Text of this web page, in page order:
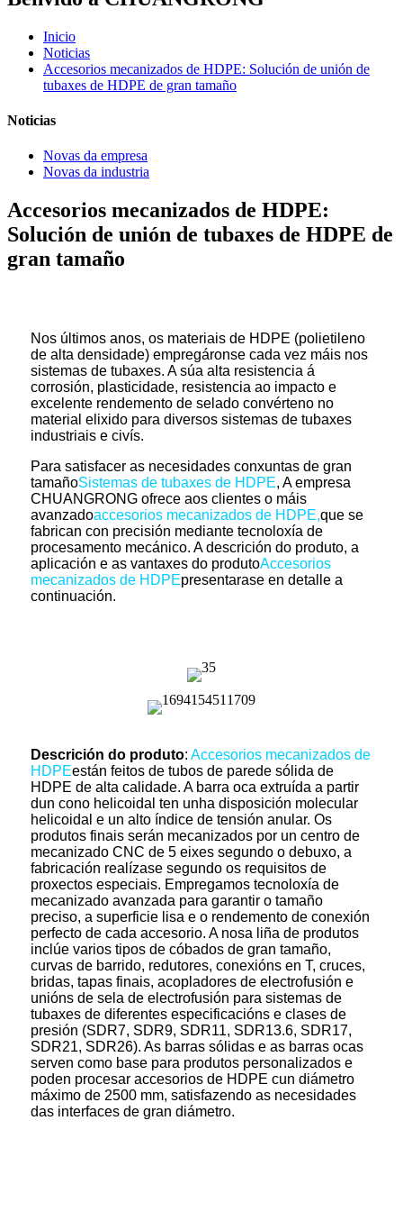
Inicio
Noticias
Accesorios mecanizados de HDPE: Solución de unión de
tubaxes de HDPE de gran tamaño
Noticias
Novas da empresa
Novas da industria
Accesorios mecanizados de HDPE:
Solución de unión de tubaxes de HDPE de
gran tamaño
Nos últimos anos, os materiais de HDPE (polietileno
de alta densidade) empregáronse cada vez máis nos
sistemas de tubaxes. A súa alta resistencia á
corrosión, plasticidade, resistencia ao impacto e
excelente rendemento de selado convérteno no
material elixido para diversos sistemas de tubaxes
industriais e civís.
Para satisfacer as necesidades conxuntas de gran
tamañoSistemas de tubaxes de HDPE, A empresa
CHUANGRONG ofrece aos clientes o máis
avanzadoaccesorios mecanizados de HDPE,que se
fabrican con precisión mediante tecnoloxía de
procesamento mecánico. A descrición do produto, a
aplicación e as vantaxes do produtoAccesorios
mecanizados de HDPEpresentarase en detalle a
continuación.
Descrición do produto: Accesorios mecanizados de
HDPEestán feitos de tubos de parede sólida de
HDPE de alta calidade. A barra oca extruída a partir
dun cono helicoidal ten unha disposición molecular
helicoidal e un alto índice de tensión anular. Os
produtos finais serán mecanizados por un centro de
mecanizado CNC de 5 eixes segundo o debuxo, a
fabricación realízase segundo os requisitos de
proxectos especiais. Empregamos tecnoloxía de
mecanizado avanzada para garantir o tamaño
preciso, a superficie lisa e o rendemento de conexión
perfecto de cada accesorio. A nosa liña de produtos
inclúe varios tipos de cóbados de gran tamaño,
curvas de barrido, redutores, conexións en T, cruces,
bridas, tapas finais, acopladores de electrofusión e
unións de sela de electrofusión para sistemas de
tubaxes de diferentes especificacións e clases de
presión (SDR7, SDR9, SDR11, SDR13.6, SDR17,
SDR21, SDR26). As barras sólidas e as barras ocas
serven como base para produtos personalizados e
poden procesar accesorios de HDPE cun diámetro
máximo de 2500 mm, satisfazendo as necesidades
das interfaces de gran diámetro.